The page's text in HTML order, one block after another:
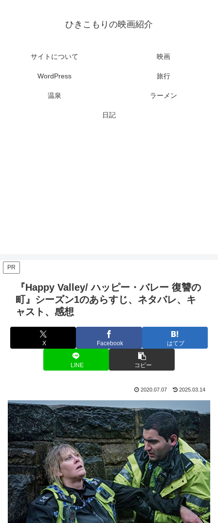
ひきこもりの映画紹介
サイトについて 映画
WordPress 旅行
温泉 ラーメン
日記
PR
『Happy Valley/ ハッピー・バレー 復讐の
町』シーズン1のあらすじ、ネタバレ、キ
ャスト、感想
X Facebook はてブ
LINE コピー
2020.07.07 2025.03.14